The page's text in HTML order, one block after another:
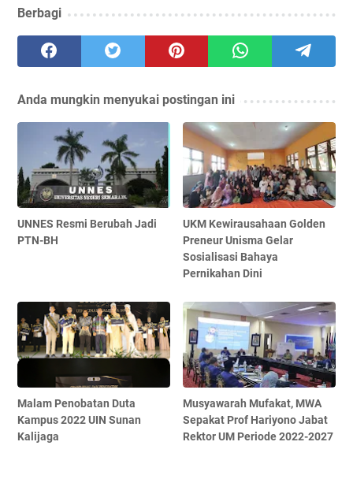
Berbagi
Anda mungkin menyukai postingan ini
UNNES Resmi Berubah Jadi
PTN-BH
UKM Kewirausahaan Golden
Preneur Unisma Gelar
Sosialisasi Bahaya
Pernikahan Dini
Malam Penobatan Duta
Kampus 2022 UIN Sunan
Kalijaga
Musyawarah Mufakat, MWA
Sepakat Prof Hariyono Jabat
Rektor UM Periode 2022-2027